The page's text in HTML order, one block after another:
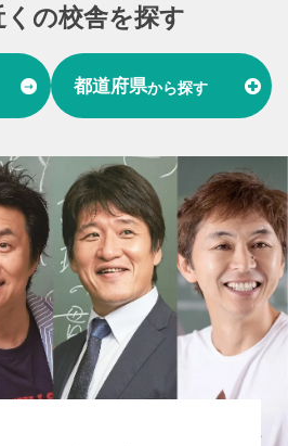
くの校舎を探す
都道府県から探す
海 愛知県 岐阜県
関西 大阪府 兵庫県
国 山口県
州 福岡県 熊本県 長崎県